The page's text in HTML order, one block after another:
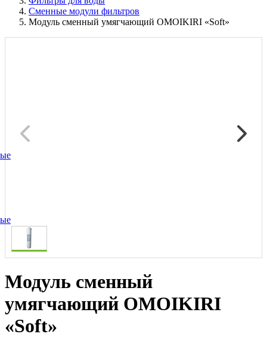
Сменные модули фильтров
Модуль сменный умягчающий OMOIKIRI «Soft»
Модуль сменный
умягчающий OMOIKIRI
«Soft»